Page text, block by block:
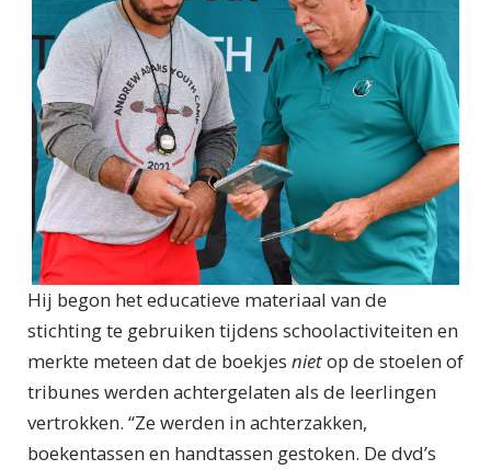
Hij begon het educatieve materiaal van de
stichting te gebruiken tijdens schoolactiviteiten en
merkte meteen dat de boekjes nietop de stoelen of
tribunes werden achtergelaten als de leerlingen
vertrokken. “Ze werden in achterzakken,
boekentassen en handtassen gestoken. De dvd’s